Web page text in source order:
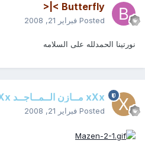
Butterfly >|<
Posted فبراير 21, 2008
نورتينا الحمدلله على السلامه
xXx مــازن الــمــاجــد xXx
Posted فبراير 21, 2008